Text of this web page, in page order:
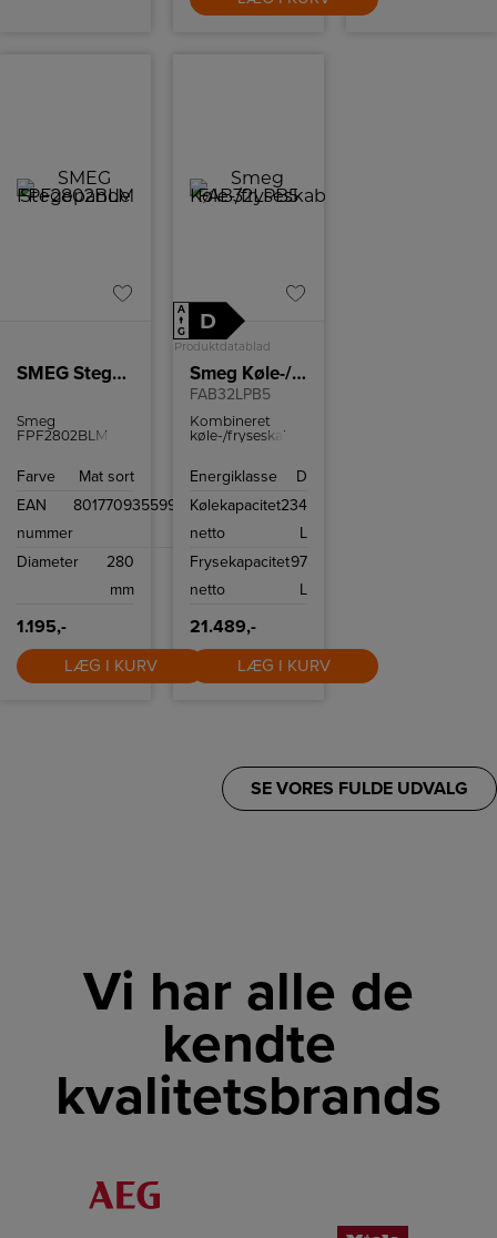
SMEG Stegepande FPF2802BLM
Smeg
FPF2802BLM er
sort 50’s‑design
keramisk
varmefordeling,
inkl. induktion,
rustfrit stålgreb.
Farve
Mat sort
EAN
nummer
8017709355999
Diameter
280
mm
1.195,-
LÆG I KURV
A
↑
G
D
Produktdatablad
Smeg Køle-/fryseskab
FAB32LPB5
Kombineret
køle-/fryseskab
fryseskuffer, No
Flow kølesystem.
Energiklasse
D
Kølekapacitet
netto
234
L
Frysekapacitet
netto
97
L
21.489,-
LÆG I KURV
SE VORES FULDE UDVALG
Vi har alle de
kendte
kvalitetsbrands
LINK